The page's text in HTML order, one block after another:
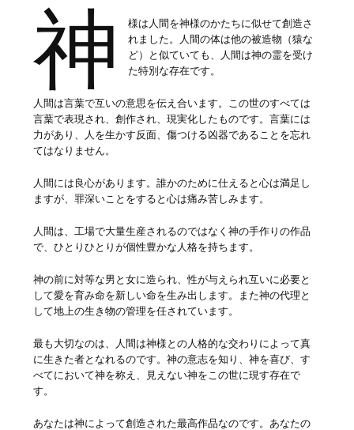
神
様は人間を神様のかたちに似せて創造さ
れました。人間の体は他の被造物（猿な
ど）と似ていても、人間は神の霊を受け
た特別な存在です。
人間は言葉で互いの意思を伝え合います。この世のすべては
言葉で表現され、創作され、現実化したものです。言葉には
力があり、人を生かす反面、傷つける凶器であることを忘れ
てはなりません。
人間には良心があります。誰かのために仕えると心は満足し
ますが、罪深いことをすると心は痛み苦しみます。
人間は、工場で大量生産されるのではなく神の手作りの作品
で、ひとりひとりが個性豊かな人格を持ちます。
神の前に対等な男と女に造られ、性が与えられ互いに必要と
して愛を育み命を新しい命を生み出します。また神の代理と
して地上の生き物の管理を任されています。
最も大切なのは、人間は神様との人格的な交わりによって真
に生きた者となれるのです。神の意志を知り、神を喜び、す
べてにおいて神を称え、見えない神をこの世に現す存在で
す。
あなたは神によって創造された最高作品なのです。あなたの